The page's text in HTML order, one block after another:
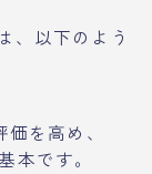
、以下のよう
を高め、
本です。